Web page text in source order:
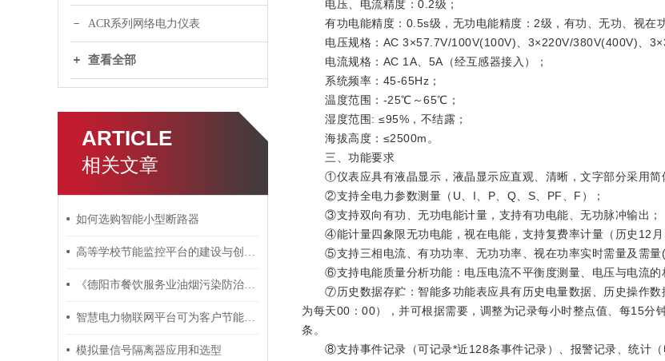
ACR系列网络电力仪表
查看全部
ARTICLE
相关文章
如何选购智能小型断路器
高等学校节能监控平台的建设与创新研究
《德阳市餐饮服务业油烟污染防治管理办法》之创新油烟监管
智慧电力物联网平台可为客户节能降费提供专业支持
模拟量信号隔离器应用和选型
电压、电流精度：0.2级；
有功电能精度：0.5s级，无功电能精度：2级，有功、无功、视在
电压规格：AC 3×57.7V/100V(100V)、3×220V/380V(400V)、
电流规格：AC 1A、5A（经互感器接入）；
系统频率：45-65Hz；
温度范围：-25℃～65℃；
湿度范围: ≤95%，不结露；
海拔高度：≤2500m。
三、功能要求
①仪表应具有液晶显示，液晶显示应直观、清晰，文字部分采用简
②支持全电力参数测量（U、I、P、Q、S、PF、F）；
③支持双向有功、无功电能计量，支持有功电能、无功脉冲输出；
④能计量四象限无功电能，视在电能，支持复费率计量（历史12月
⑤支持三相电流、有功功率、无功功率、视在功率实时需量及需量
⑥支持电能质量分析功能：电压电流不平衡度测量、电压与电流的
⑦历史数据存贮：智能多功能表应具有历史电量数据、历史操作数
为每天00：00），并可根据需要，调整为记录每小时整点值、每15
条。
⑧支持事件记录（可记录*近128条事件记录）、报警记录、统计（